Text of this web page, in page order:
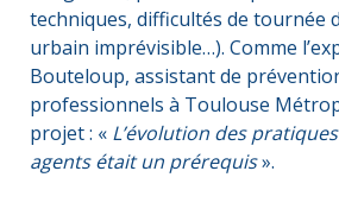
techniques, difficultés de tournée
urbain imprévisible…). Comme
Bouteloup, assistant de
professionnels à Toulouse
projet : « L’évolution des
agents était un prérequis».